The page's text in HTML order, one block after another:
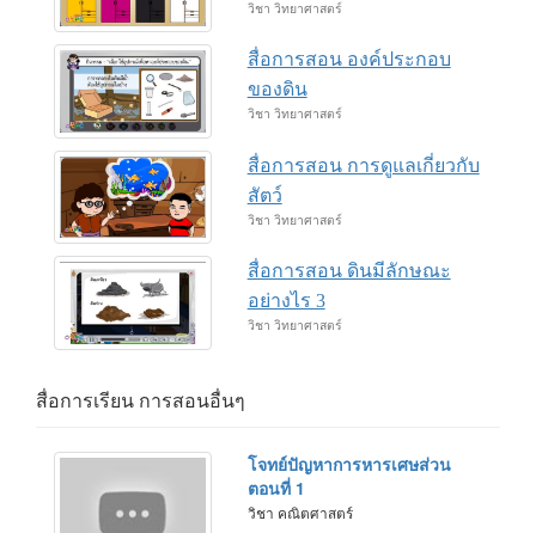
วิชา วิทยาศาสตร์
สื่อการสอน องค์ประกอบ
ของดิน
วิชา วิทยาศาสตร์
สื่อการสอน การดูแลเกี่ยวกับ
สัตว์
วิชา วิทยาศาสตร์
สื่อการสอน ดินมีลักษณะ
อย่างไร 3
วิชา วิทยาศาสตร์
สื่อการเรียน การสอนอื่นๆ
โจทย์ปัญหาการหารเศษส่วน
ตอนที่ 1
วิชา คณิตศาสตร์